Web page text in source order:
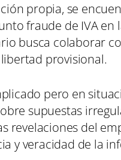
propia, se
fraude de IVA
busca colaborar
provisional.
pero en
supuestas
revelaciones del
y veracidad de la